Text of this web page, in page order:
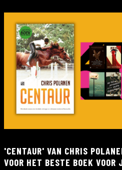
'CENTAUR' VAN CHRIS
VOOR HET BESTE BOEK VOOR